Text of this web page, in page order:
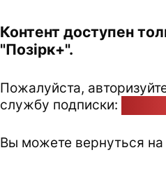
Контент доступен
"Позірк+".
Пожалуйста,
службу подписки:
Вы можете вернуться на